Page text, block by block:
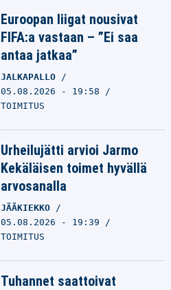
Euroopan liigat nousivat
FIFA:a vastaan – ”Ei saa
antaa jatkaa”
JALKAPALLO
05.08.2026 - 19:58
TOIMITUS
Urheilujätti arvioi Jarmo
Kekäläisen toimet hyvällä
arvosanalla
JÄÄKIEKKO
05.08.2026 - 19:39
TOIMITUS
Tuhannet saattoivat